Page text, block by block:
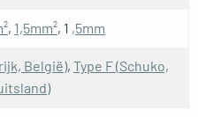
, 1,5mm², 1 ,5mm
België), Type F (Schuko,